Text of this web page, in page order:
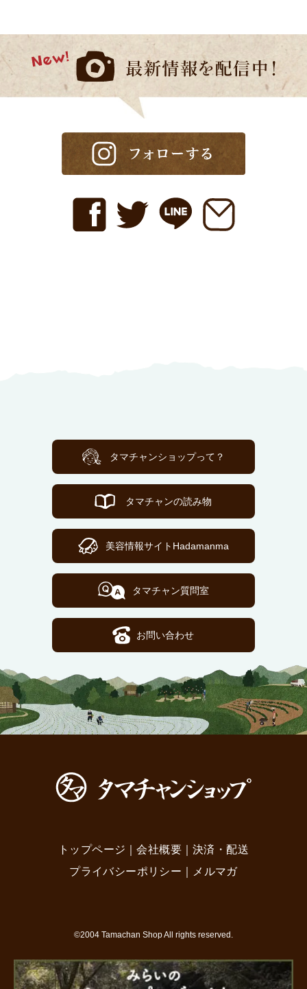
タマチャンショップって？
タマチャンの読み物
美容情報サイトHadamanma
タマチャン質問室
お問い合わせ
トップページ ｜会社概要
決済・配送
プライバシーポリシー
メルマガ
©2004 Tamachan Shop All rights reserved.